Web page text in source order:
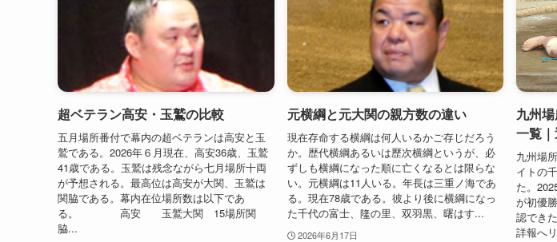
超ベテラン高安・玉鷲の比較
五月場所番付で幕内の超ベテランは高安と玉
鷲である。2026年６月現在、高安36歳、玉鷲
41歳である。玉鷲は残念ながら七月場所十両
が予想される。最高位は高安が大関、玉鷲は
関脇である。幕内在位場所数は以下であ
る。 高安 玉鷲大関 15場所関
脇...
元横綱と元大関の親方数の違い
現在存命する横綱は何人いるかご存じだろう
か。歴代横綱あるいは歷次横綱というが、必
ずしも横綱になった順に亡くなるとは限らな
い。元横綱は11人いる。年長は三重ノ海であ
る。現在78歳である。彼より後に横綱になっ
た千代の富士、隆の里、双羽黒、曙はす...
2026年6月17日
九州
一覧
九州場
イトの
た。
が初優
認でき
詳報へ